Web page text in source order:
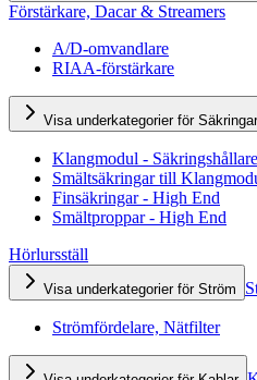
Förstärkare, Dacar & Streamers
A/D-omvandlare
RIAA-förstärkare
Visa underkategorier för Säkringar
Klangmodul - Säkringshållare
Smältsäkringar till
Finsäkringar - High End
Smältproppar - High End
Hörlursställ
Visa underkategorier för Ström
Strömfördelare, Nätfilter